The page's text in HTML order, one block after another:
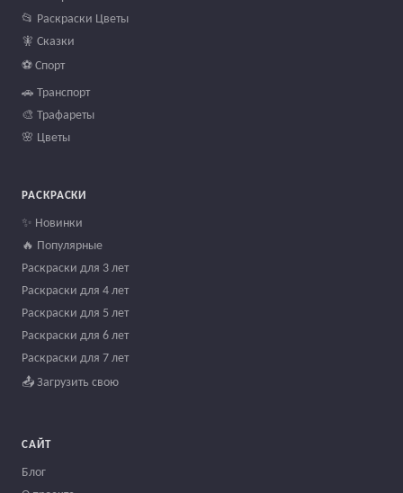
📂 Раскраски Цветы
🧚 Сказки
⚽ Спорт
🚗 Транспорт
🎨 Трафареты
🌸 Цветы
РАСКРАСКИ
✨ Новинки
🔥 Популярные
Раскраски для 3 лет
Раскраски для 4 лет
Раскраски для 5 лет
Раскраски для 6 лет
Раскраски для 7 лет
📤 Загрузить свою
САЙТ
Блог